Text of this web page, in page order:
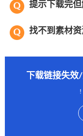
提示下载完但
找不到素材资
下载链接失